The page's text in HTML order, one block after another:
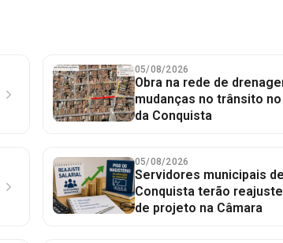
05/08/2026
Obra na rede de
mudanças no trânsito
da Conquista
05/08/2026
Servidores municipais
Conquista terão
de projeto na Câmara